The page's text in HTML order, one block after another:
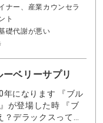
ナー、産業カウンセラ
ト
礎代謝が悪い
ベリーサプリ
になります 『ブル
が登場した時 『ブ
デラックスって？